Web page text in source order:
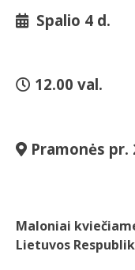
Spalio 4 d.
12.00 val.
Pramonės pr.
Maloniai
Lietuvos